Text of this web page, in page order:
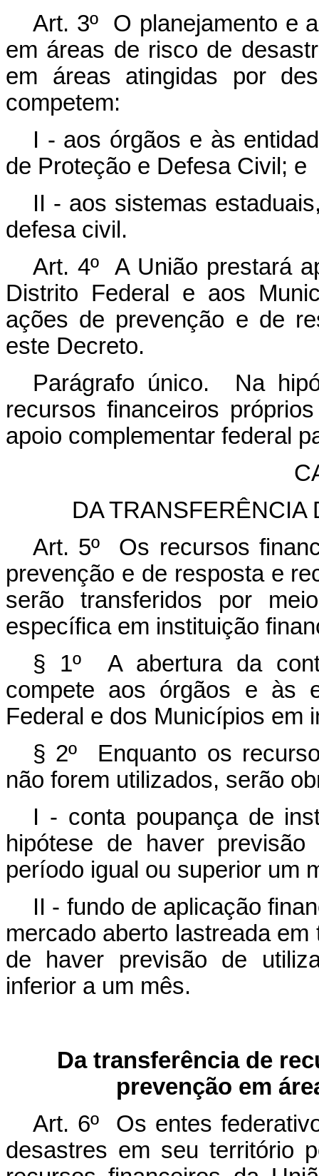
Art. 3º O planejamento e
em áreas de risco de
em áreas atingidas por
competem:
I - aos órgãos e às
de Proteção e Defesa Civil; e
II - aos sistemas
defesa civil.
Art. 4º A União prestará
Distrito Federal e aos
ações de prevenção e de
este Decreto.
Parágrafo único. Na
recursos financeiros
apoio complementar federal
DA
Art. 5º Os recursos
prevenção e de resposta e
serão transferidos por
específica em instituição
§ 1º A abertura da
compete aos órgãos e às
Federal e dos Municípios em
§ 2º Enquanto os
não forem utilizados, serão
I - conta poupança de
hipótese de haver
período igual ou superior um
II - fundo de aplicação
mercado aberto lastreada
de haver previsão de
inferior a um mês.
Da transferência de
prevenção em
Art. 6º Os entes
desastres em seu território